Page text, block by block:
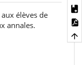
élèves de
annales.